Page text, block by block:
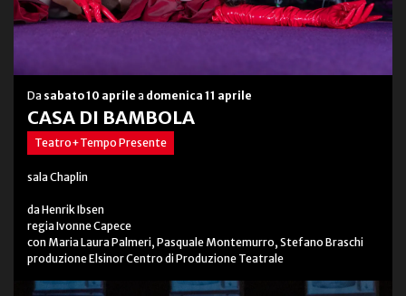
Da sabato 10 aprile a domenica 11 aprile
CASA DI BAMBOLA
Teatro+Tempo Presente
sala Chaplin
da Henrik Ibsen
regia Ivonne Capece
con Maria Laura Palmeri, Pasquale Montemurro, Stefano Braschi
produzione Elsinor Centro di Produzione Teatrale